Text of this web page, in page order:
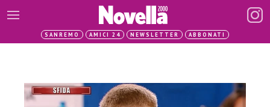
SANREMO AMICI 24 NEWSLETTER ABBONATI